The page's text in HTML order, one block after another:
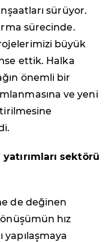
sürüyor.
sürecinde.
büyük
ettik. Halka
önemli bir
ve yeni
sektörü
de değinen
hız
yapılaşmaya